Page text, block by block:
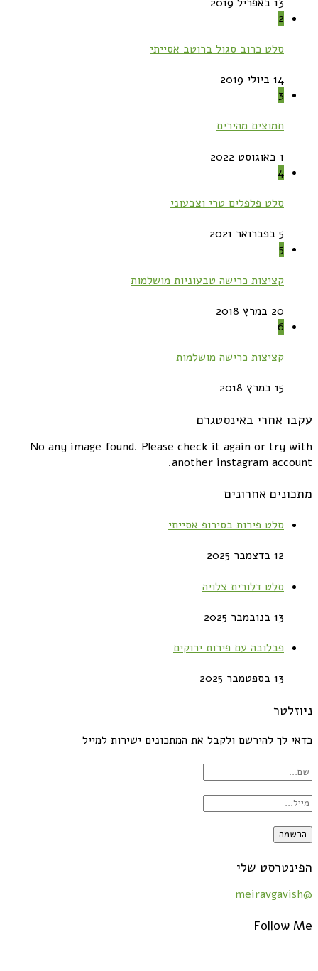
2
סלט כרוב סגול ברוטב אסייתי
14 ביולי 2019
3
חמוצים מהירים
1 באוגוסט 2022
4
סלט פלפלים טרי וצבעוני
5 בפברואר 2021
5
קציצות כרישה טבעוניות מושלמות
20 במרץ 2018
6
קציצות כרישה מושלמות
15 במרץ 2018
עקבו אחרי באינסטגרם
No any image found. Please check it again or try with
another instagram account.
מתכונים אחרונים
סלט פירות בסירופ אסייתי
12 בדצמבר 2025
סלט דלורית צלויה
13 בנובמבר 2025
פבלובה עם פירות ירוקים
13 בספטמבר 2025
ניוזלטר
כדאי לך להירשם ולקבל את המתכונים ישירות למייל
הפינטרסט שלי
@meiravgavish
Follow Me